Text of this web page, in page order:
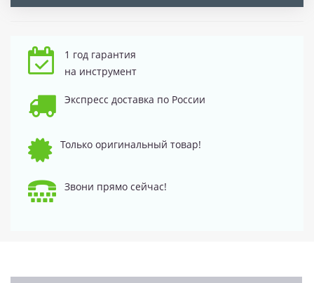
1 год гарантия
на инструмент
Экспресс доставка по России
Только оригинальный товар!
Звони прямо сейчас!